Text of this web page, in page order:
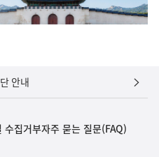
안내
수집거부자주 묻는 질문(FAQ)